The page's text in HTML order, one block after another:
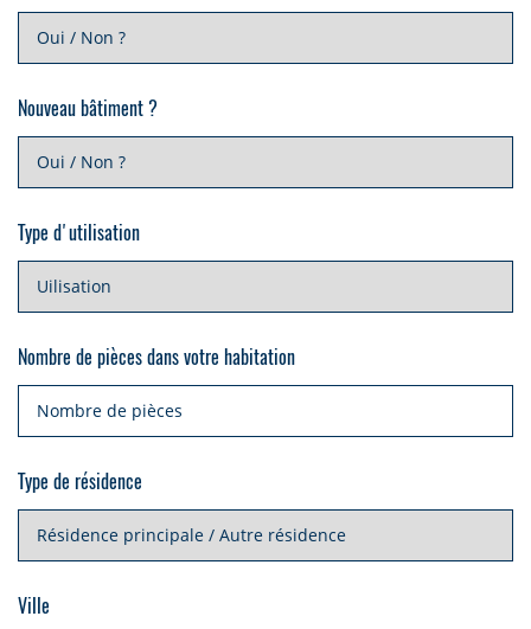
Nouveau bâtiment ?
Type d'utilisation
Nombre de pièces dans votre habitation
Type de résidence
Ville
PLCI pour les indépendants